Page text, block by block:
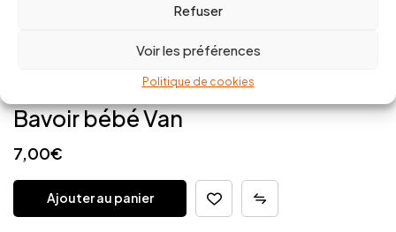
Refuser
Voir les préférences
Politique de cookies
Bavoir bébé Van
7,00€
Ajouter au panier